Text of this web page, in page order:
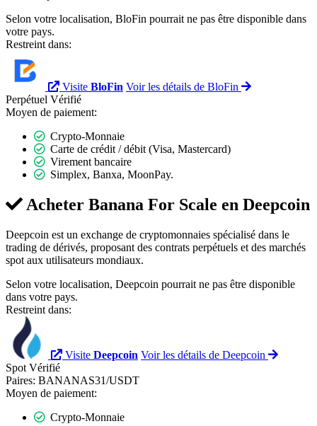
Selon votre localisation, BloFin pourrait ne pas être disponible dans
votre pays.
Restreint dans:
Visite BloFin Voir les détails de BloFin
Perpétuel Vérifié
Moyen de paiement:
Crypto-Monnaie
Carte de crédit / débit (Visa, Mastercard)
Virement bancaire
Simplex, Banxa, MoonPay.
Acheter Banana For Scale en Deepcoin
Deepcoin est un exchange de cryptomonnaies spécialisé dans le
trading de dérivés, proposant des contrats perpétuels et des marchés
spot aux utilisateurs mondiaux.
Selon votre localisation, Deepcoin pourrait ne pas être disponible
dans votre pays.
Restreint dans:
Visite Deepcoin Voir les détails de Deepcoin
Spot Vérifié
Paires: BANANAS31/USDT
Moyen de paiement:
Crypto-Monnaie